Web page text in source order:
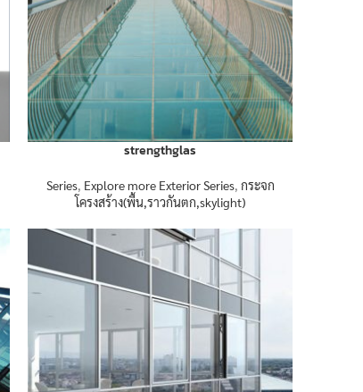
strengthglas
Series, Explore more Exterior Series, กระจก
โครงสร้าง(พื้น,ราวกันตก,skylight)